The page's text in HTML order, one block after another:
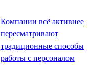
Компании всё активнее
пересматривают
традиционные способы
работы с персоналом